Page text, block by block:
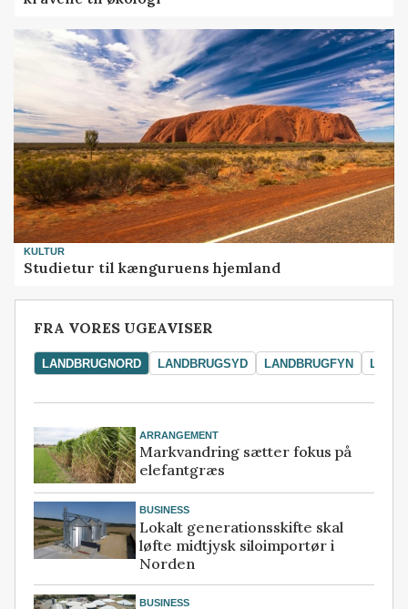
KULTUR
Studietur til kænguruens hjemland
FRA VORES UGEAVISER
LANDBRUGNORD LANDBRUGSYD LANDBRUGFYN
ARRANGEMENT
Markvandring sætter fokus på
elefantgræs
BUSINESS
Lokalt generationsskifte skal
løfte midtjysk siloimportør i
Norden
BUSINESS